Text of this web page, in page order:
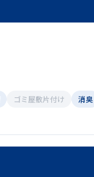
ゴミ屋敷片付け
消臭